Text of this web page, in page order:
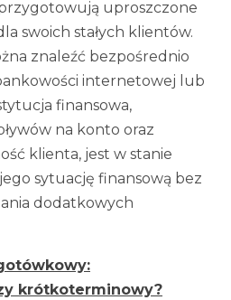
uproszczone
swoich stałych klientów.
znaleźć bezpośrednio
internetowej lub
finansowa,
na konto oraz
klienta, jest w stanie
sytuację finansową bez
dodatkowych
krótkoterminowy?